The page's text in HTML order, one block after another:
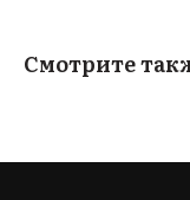
Смотрите